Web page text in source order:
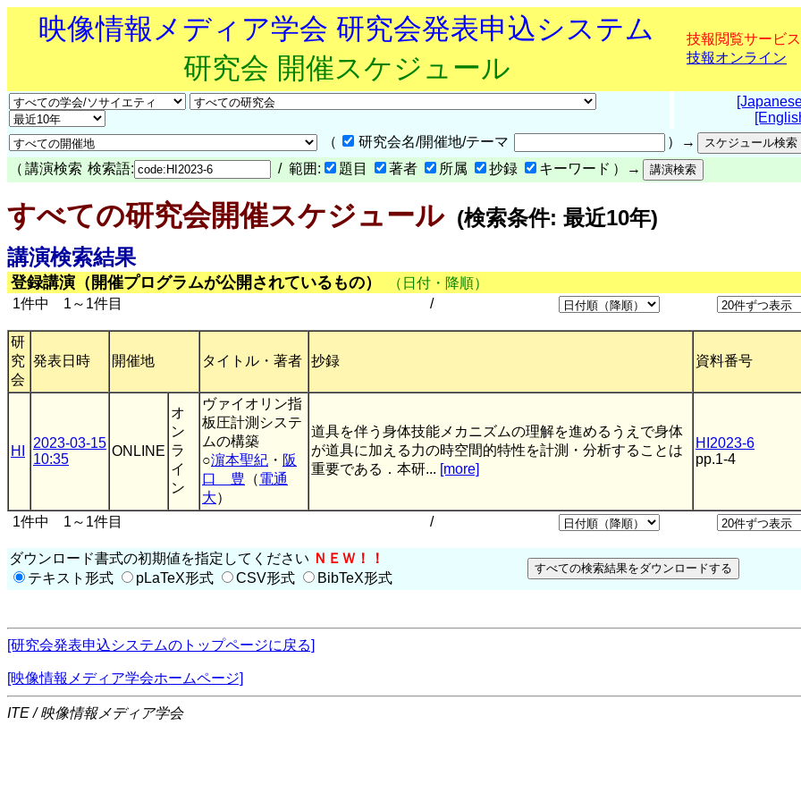
映像情報メディア学会 研究会発表申込システム
研究会 開催スケジュール
技報閲覧サービス
技報オンライン
（
研究会名/開催地/テーマ
）→
（ 講演検索 検索語: / 範囲: 題目 著者 所属 抄録 キーワード ）→
すべての研究会開催スケジュール(検索条件: 最近10年)
講演検索結果
登録講演（開催プログラムが公開されているもの）
（日付・降順）
1件中 1～1件目
/
研
究
会
発表日時 開催地 タイトル・著者 抄録 資料番号
HI
2023-03-15
10:35
ONLINE
オ
ン
ラ
イ
ン
ヴァイオリン指
板圧計測システ
ムの構築
○濵本聖紀 ・ 阪
口 豊 （電通
大）
道具を伴う身体技能メカニズムの理解を進めるうえで身体
が道具に加える力の時空間的特性を計測・分析することは
重要である．本研... [more]
HI2023-6
pp.1-4
1件中 1～1件目 /
ダウンロード書式の初期値を指定してください ＮＥＷ！！
テキスト形式
pLaTeX形式 CSV形式 BibTeX形式
[研究会発表申込システムのトップページに戻る]
[映像情報メディア学会ホームページ]
ITE / 映像情報メディア学会